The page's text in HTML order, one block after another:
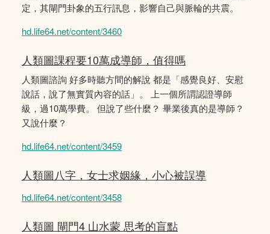
定，其閘門卦象的五行訊息，影響自己與脈輪的共震。
hd.life64.net/content/3460
人類圖課程要10萬成導師，值得嗎
人類圖諮詢 好多時聽方間的解說 都是「感覺良好、安慰
說話，說了無實質內容的話」。 上一個所謂認證導師
級，過10萬學費。 但說了些什麼？ 畢業後真的是導師？
又說什麼？
hd.life64.net/content/3459
人類圖八字，女士求姻緣，小心被誤導
hd.life64.net/content/3458
人類圖 閘門4 山水蒙 思考的盲點